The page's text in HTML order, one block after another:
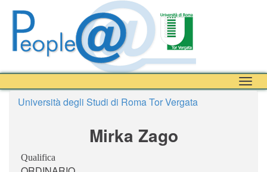
Università degli Studi di Roma Tor Vergata
Mirka Zago
Qualifica